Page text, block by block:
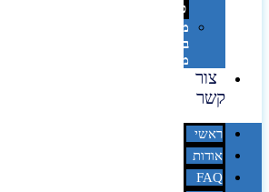
פנטון?
מיתוג
באמצעות
מדבקות
צור
קשר
ראשי
אודות
FAQ